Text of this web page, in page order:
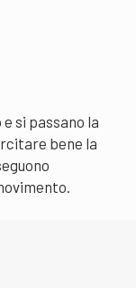
si passano la
bene la